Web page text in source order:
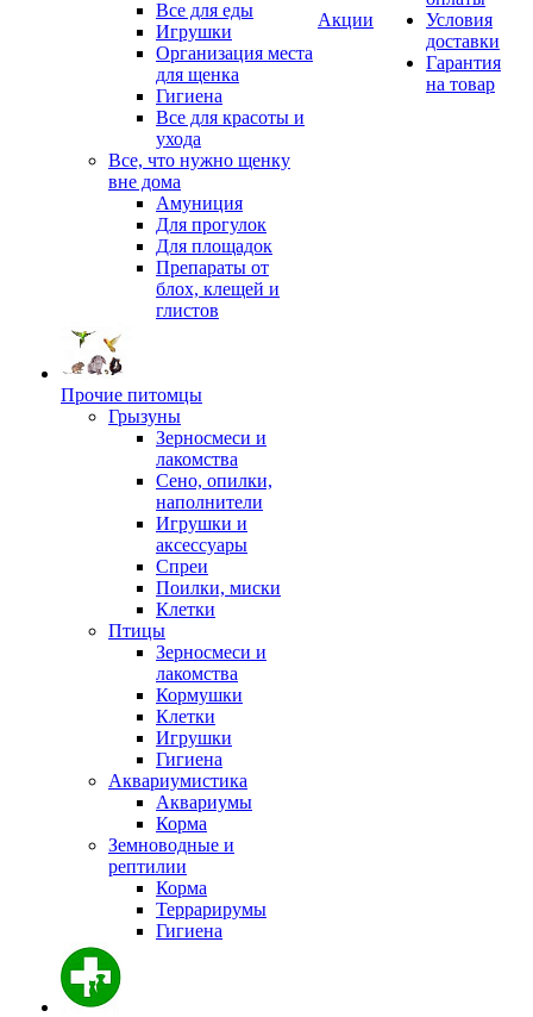
Все для еды
Игрушки
Организация места
для щенка
Гигиена
Все для красоты и
ухода
Все, что нужно щенку
вне дома
Амуниция
Для прогулок
Для площадок
Препараты от
блох, клещей и
глистов
Прочие питомцы
Грызуны
Зерносмеси и
лакомства
Сено, опилки,
наполнители
Игрушки и
аксессуары
Спреи
Поилки, миски
Клетки
Птицы
Зерносмеси и
лакомства
Кормушки
Клетки
Игрушки
Гигиена
Аквариумистика
Аквариумы
Корма
Земноводные и
рептилии
Корма
Террарирумы
Гигиена
Акции
Условия
доставки
Гарантия
на товар